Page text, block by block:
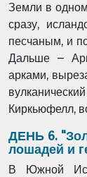
Земли в
сразу,
песчаным, и
Дальше –
арками,
Киркьюфелл,
ДЕНЬ 6.
лошадей и
В Южной